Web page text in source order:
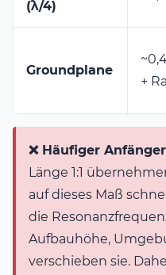
(λ/4)
Groundplane
+
❌ Häufiger
Länge 1:1
auf dieses Maß
die
Aufbauhöhe,
verschieben sie.